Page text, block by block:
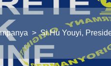
> Si Hu Youyi,